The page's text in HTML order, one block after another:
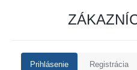
Prihlásenie Registrácia